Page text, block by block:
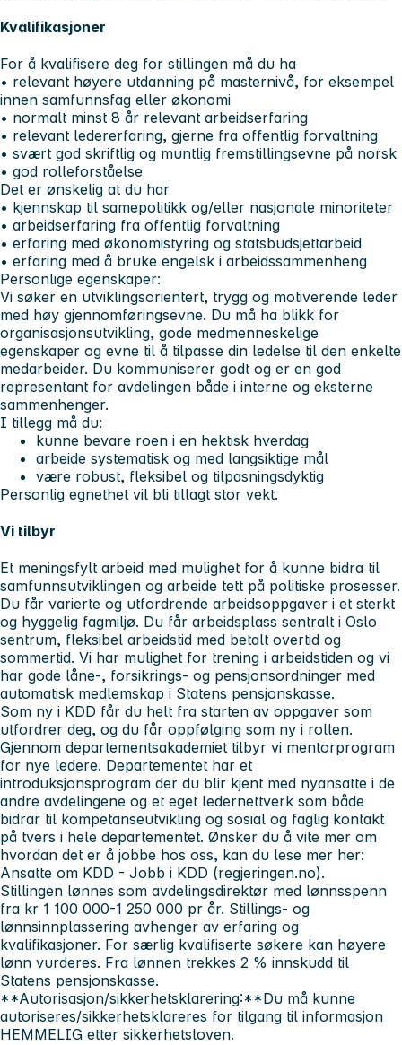
Kvalifikasjoner
For å kvalifisere deg for stillingen må du ha
• relevant høyere utdanning på masternivå, for eksempel
innen samfunnsfag eller økonomi
• normalt minst 8 år relevant arbeidserfaring
• relevant ledererfaring, gjerne fra offentlig forvaltning
• svært god skriftlig og muntlig fremstillingsevne på norsk
• god rolleforståelse
Det er ønskelig at du har
• kjennskap til samepolitikk og/eller nasjonale minoriteter
• arbeidserfaring fra offentlig forvaltning
• erfaring med økonomistyring og statsbudsjettarbeid
• erfaring med å bruke engelsk i arbeidssammenheng
Personlige egenskaper:
Vi søker en utviklingsorientert, trygg og motiverende leder
med høy gjennomføringsevne. Du må ha blikk for
organisasjonsutvikling, gode medmenneskelige
egenskaper og evne til å tilpasse din ledelse til den enkelte
medarbeider. Du kommuniserer godt og er en god
representant for avdelingen både i interne og eksterne
sammenhenger.
I tillegg må du:
kunne bevare roen i en hektisk hverdag
arbeide systematisk og med langsiktige mål
være robust, fleksibel og tilpasningsdyktig
Personlig egnethet vil bli tillagt stor vekt.
Vi tilbyr
Et meningsfylt arbeid med mulighet for å kunne bidra til
samfunnsutviklingen og arbeide tett på politiske prosesser.
Du får varierte og utfordrende arbeidsoppgaver i et sterkt
og hyggelig fagmiljø. Du får arbeidsplass sentralt i Oslo
sentrum, fleksibel arbeidstid med betalt overtid og
sommertid. Vi har mulighet for trening i arbeidstiden og vi
har gode låne-, forsikrings- og pensjonsordninger med
automatisk medlemskap i Statens pensjonskasse.
Som ny i KDD får du helt fra starten av oppgaver som
utfordrer deg, og du får oppfølging som ny i rollen.
Gjennom departementsakademiet tilbyr vi mentorprogram
for nye ledere. Departementet har et
introduksjonsprogram der du blir kjent med nyansatte i de
andre avdelingene og et eget ledernettverk som både
bidrar til kompetanseutvikling og sosial og faglig kontakt
på tvers i hele departementet. Ønsker du å vite mer om
hvordan det er å jobbe hos oss, kan du lese mer her:
Ansatte om KDD - Jobb i KDD (regjeringen.no).
Stillingen lønnes som avdelingsdirektør med lønnsspenn
fra kr 1 100 000-1 250 000 pr år. Stillings- og
lønnsinnplassering avhenger av erfaring og
kvalifikasjoner. For særlig kvalifiserte søkere kan høyere
lønn vurderes. Fra lønnen trekkes 2 % innskudd til
Statens pensjonskasse.
**Autorisasjon/sikkerhetsklarering:**Du må kunne
autoriseres/sikkerhetsklareres for tilgang til informasjon
HEMMELIG etter sikkerhetsloven.